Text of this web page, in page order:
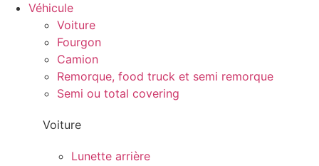
Véhicule
Voiture
Fourgon
Camion
Remorque, food truck et semi remorque
Semi ou total covering
Voiture
Lunette arrière